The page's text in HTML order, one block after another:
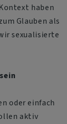
haben
Glauben als
sexualisierte
oder einfach
aktiv